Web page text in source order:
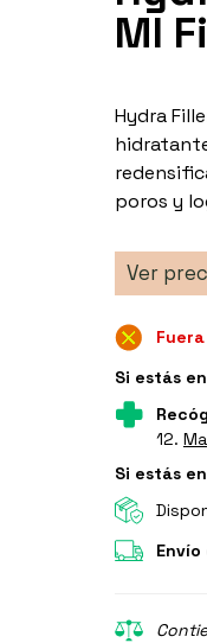
Ml
Hydra
poros y
Ver
Si estás
12.
Si estás